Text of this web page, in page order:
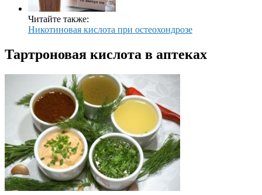
Читайте также:
Никотиновая кислота при остеохондрозе
Тартроновая кислота в аптеках